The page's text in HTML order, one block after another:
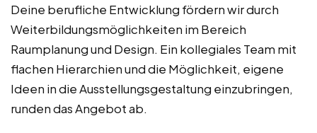
Deine berufliche Entwicklung fördern wir durch
Weiterbildungsmöglichkeiten im Bereich
Raumplanung und Design. Ein kollegiales Team mit
flachen Hierarchien und die Möglichkeit, eigene
Ideen in die Ausstellungsgestaltung einzubringen,
runden das Angebot ab.